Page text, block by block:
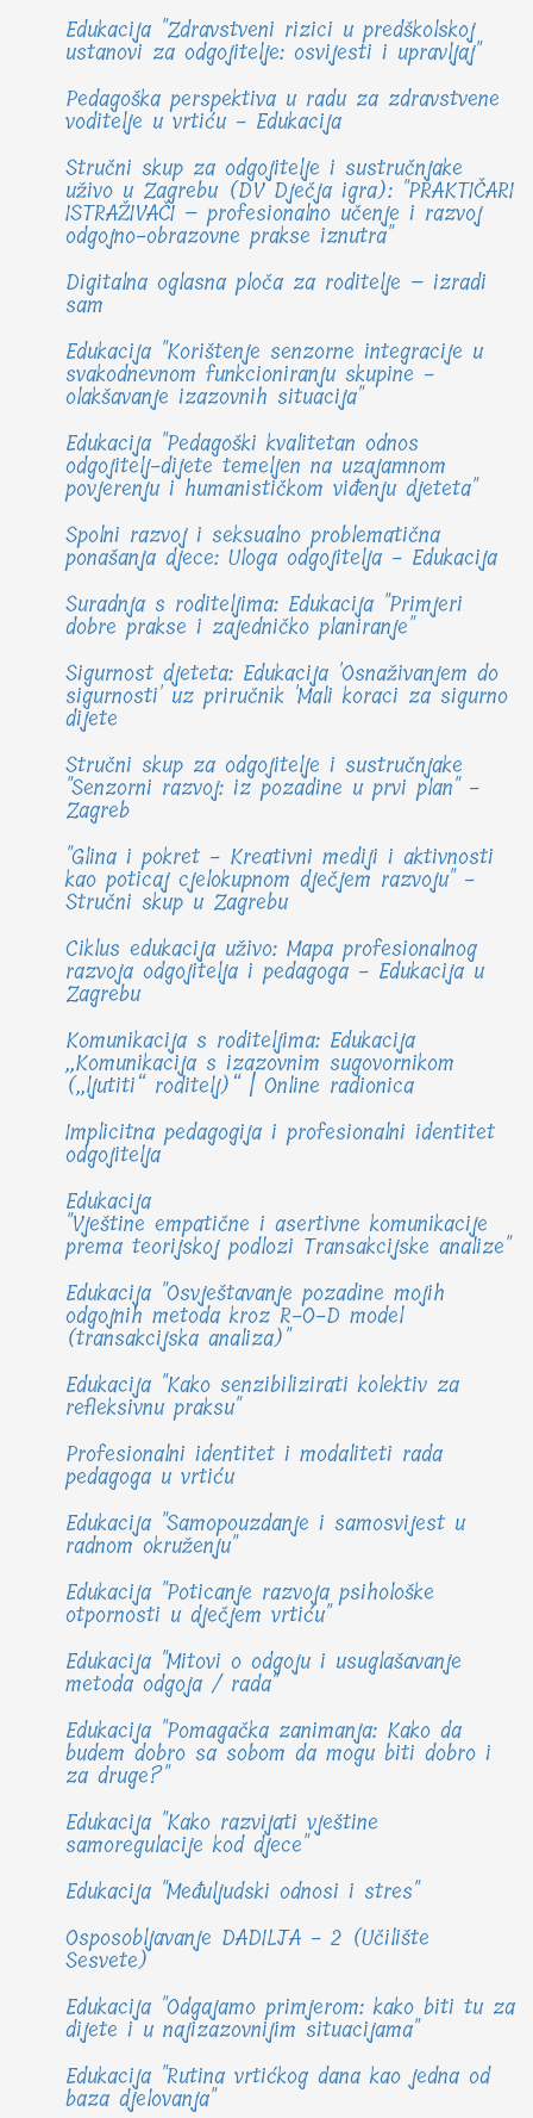
Edukacija "Zdravstveni rizici u predškolskoj
ustanovi za odgojitelje: osvijesti i upravljaj"
Pedagoška perspektiva u radu za zdravstvene
voditelje u vrtiću - Edukacija
Stručni skup za odgojitelje i sustručnjake
uživo u Zagrebu (DV Dječja igra): "PRAKTIČARI
ISTRAŽIVAČI – profesionalno učenje i razvoj
odgojno-obrazovne prakse iznutra"
Digitalna oglasna ploča za roditelje – izradi
sam
Edukacija "Korištenje senzorne integracije u
svakodnevnom funkcioniranju skupine -
olakšavanje izazovnih situacija"
Edukacija "Pedagoški kvalitetan odnos
odgojitelj-dijete temeljen na uzajamnom
povjerenju i humanističkom viđenju djeteta"
Spolni razvoj i seksualno problematična
ponašanja djece: Uloga odgojitelja - Edukacija
Suradnja s roditeljima: Edukacija "Primjeri
dobre prakse i zajedničko planiranje"
Sigurnost djeteta: Edukacija 'Osnaživanjem do
sigurnosti' uz priručnik 'Mali koraci za sigurno
dijete
Stručni skup za odgojitelje i sustručnjake
"Senzorni razvoj: iz pozadine u prvi plan" -
Zagreb
"Glina i pokret - Kreativni mediji i aktivnosti
kao poticaj cjelokupnom dječjem razvoju" -
Stručni skup u Zagrebu
Ciklus edukacija uživo: Mapa profesionalnog
razvoja odgojitelja i pedagoga - Edukacija u
Zagrebu
Komunikacija s roditeljima: Edukacija
„Komunikacija s izazovnim sugovornikom
(„ljutiti“ roditelj)“ | Online radionica
Implicitna pedagogija i profesionalni identitet
odgojitelja
Edukacija
"Vještine empatične i asertivne komunikacije
prema teorijskoj podlozi Transakcijske analize"
Edukacija "Osvještavanje pozadine mojih
odgojnih metoda kroz R-O-D model
(transakcijska analiza)"
Edukacija "Kako senzibilizirati kolektiv za
refleksivnu praksu"
Profesionalni identitet i modaliteti rada
pedagoga u vrtiću
Edukacija "Samopouzdanje i samosvijest u
radnom okruženju"
Edukacija "Poticanje razvoja psihološke
otpornosti u dječjem vrtiću"
Edukacija "Mitovi o odgoju i usuglašavanje
metoda odgoja / rada"
Edukacija "Pomagačka zanimanja: Kako da
budem dobro sa sobom da mogu biti dobro i
za druge?"
Edukacija "Kako razvijati vještine
samoregulacije kod djece"
Edukacija "Međuljudski odnosi i stres"
Osposobljavanje DADILJA - 2 (Učilište
Sesvete)
Edukacija "Odgajamo primjerom: kako biti tu za
dijete i u najizazovnijim situacijama"
Edukacija "Rutina vrtićkog dana kao jedna od
baza djelovanja"